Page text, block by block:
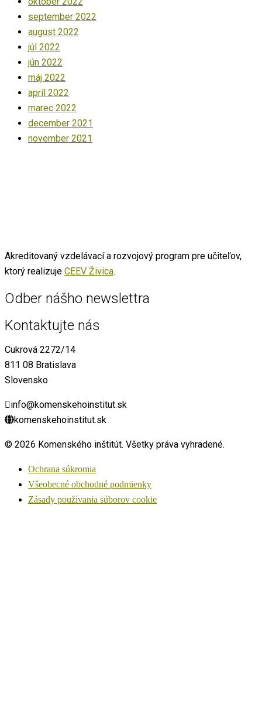
september 2022
august 2022
júl 2022
jún 2022
máj 2022
apríl 2022
marec 2022
december 2021
november 2021
Akreditovaný vzdelávací a rozvojový program pre učiteľov,
ktorý realizuje CEEV Živica.
Odber nášho newslettra
Kontaktujte nás
Cukrová 2272/14
811 08 Bratislava
Slovensko
info@komenskehoinstitut.sk
komenskehoinstitut.sk
© 2026 Komenského inštitút. Všetky práva vyhradené.
Ochrana súkromia
Všeobecné obchodné podmienky
Zásady používania súborov cookie